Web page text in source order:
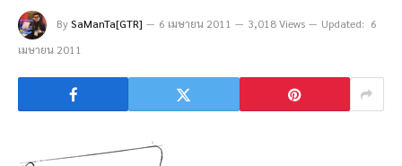
BySaManTa[GTR] 6 เมษายน 2011 3,018 Views Updated: 6
เมษายน 2011